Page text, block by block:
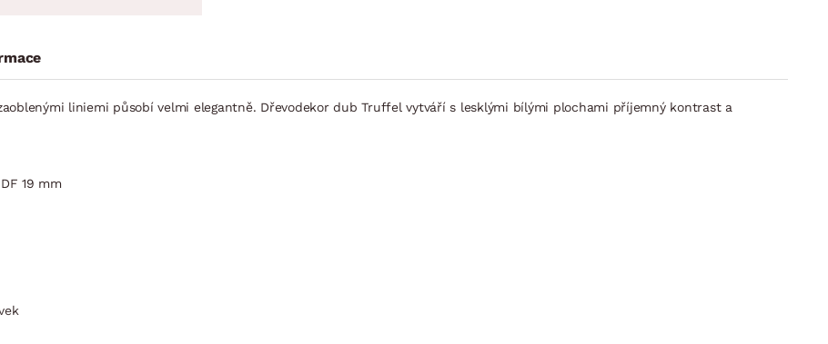
liniemi působí velmi elegantně. Dřevodekor dub Truffel vytváří s lesklými bílými plochami příjemný kontrast a
19 mm